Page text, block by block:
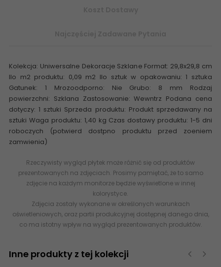
Kolekcja: Uniwersalne Dekoracje Szklane Format: 29,8x29,8 cm
Ilo m2 produktu: 0,09 m2 Ilo sztuk w opakowaniu: 1 sztuka
Gatunek: 1 Mrozoodporno: Nie Grubo: 8 mm Rodzaj
powierzchni: Szklana Zastosowanie: Wewntrz Podana cena
dotyczy: 1 sztuki Sprzeda produktu: Produkt sprzedawany na
sztuki Waga produktu: 1,40 kg Czas dostawy produktu: 1-5 dni
roboczych (potwierd dostpno produktu przed zoeniem
zamwienia)
Rzeczywisty wygląd płytek może różnić się od produktów
prezentowanych na zdjęciach. Prosimy pamiętać, że to samo
zdjęcie na każdym monitorze będzie wyświetlone w innej
kolorystyce.
Zdjęcia zostały wykonane w określonych warunkach
oświetleniowych, oraz partii produkcyjnej dostępnej danego dnia,
co ma istotny wpływ na wygląd prezentowanych produktów.
Inne produkty z tej kolekcji